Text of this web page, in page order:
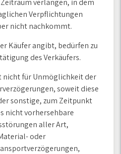
verlangen, in dem
Verpflichtungen
nicht nachkommt.
Käufer angibt, bedürfen zu
des Verkäufers.
nicht für Unmöglichkeit der
soweit diese
sonstige, zum Zeitpunkt
nicht vorhersehbare
aller Art,
oder